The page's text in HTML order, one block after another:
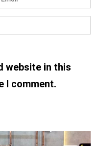
website in this
I comment.